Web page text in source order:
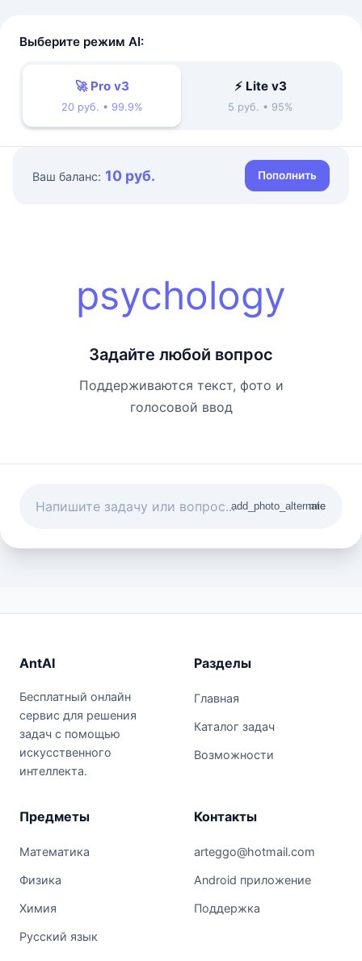
Выберите режим AI:
🚀 Pro v3
20 руб. • 99.9%
⚡ Lite v3
5 руб. • 95%
Ваш баланс: 10 руб. Пополнить
psychology
Задайте любой вопрос
Поддерживаются текст, фото и
голосовой ввод
add_photo_alternate
mic
AntAI
Бесплатный онлайн
сервис для решения
задач с помощью
искусственного
интеллекта.
Разделы
Главная
Каталог задач
Возможности
Предметы
Математика
Физика
Химия
Русский язык
Контакты
arteggo@hotmail.com
Android приложение
Поддержка